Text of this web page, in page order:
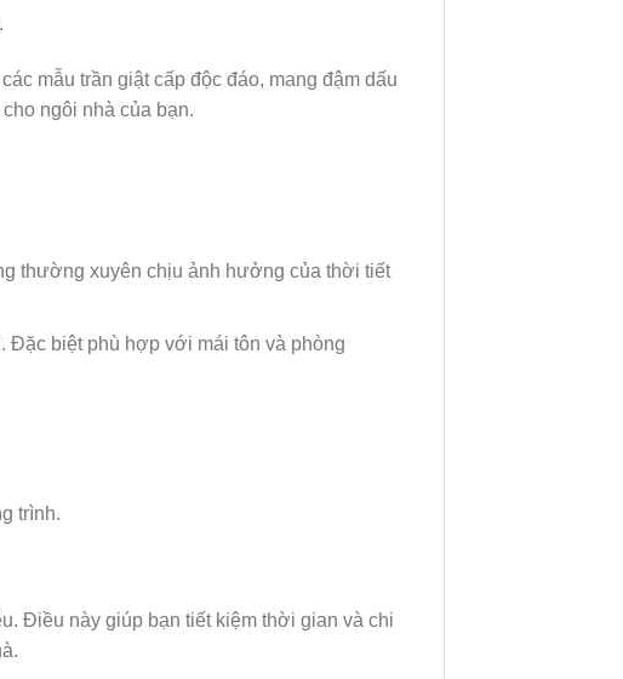
mẫu trần giật cấp độc đáo, mang đậm dấu
ngôi nhà của bạn.
thường xuyên chịu ảnh hưởng của thời tiết
Đặc biệt phù hợp với mái tôn và phòng
trình.
Điều này giúp bạn tiết kiệm thời gian và chi